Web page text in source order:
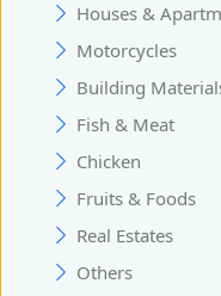
Houses &
Motorcycles
Building
Fish & Meat
Chicken
Fruits & Foods
Real Estates
Others